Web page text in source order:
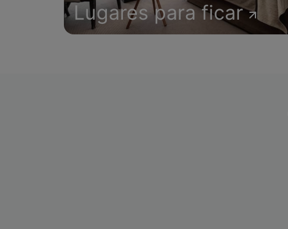
Lugares para ficar